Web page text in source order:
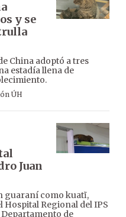
y se
China adoptó a tres
estadía llena de
ÚH
Juan
guaraní como kuatĩ,
Regional del IPS
Departamento de